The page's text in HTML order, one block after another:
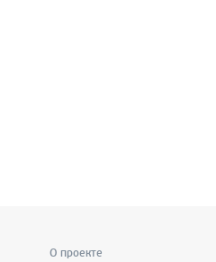
О проекте